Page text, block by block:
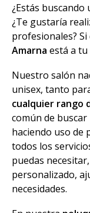
¿Estás
¿Te gustaría
profesionales?
Amarna está a tu
Nuestro salón
unisex, tanto
cualquier rango
común de
haciendo uso de
todos los
puedas
personalizado,
necesidades.